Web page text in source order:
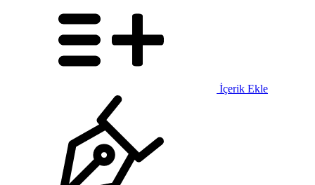
İçerik Ekle